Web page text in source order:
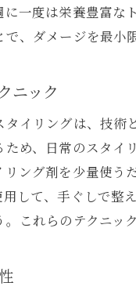
ナチュラル
髪質を活かした
髪質を活か
ナチュラル
サロンでの
髪質を活か
一度は栄養豊富
、ダメージを最小
ニック
イリングは、技
め、日常のスタ
ング剤を少量使
して、手ぐしで整
これらのテクニッ